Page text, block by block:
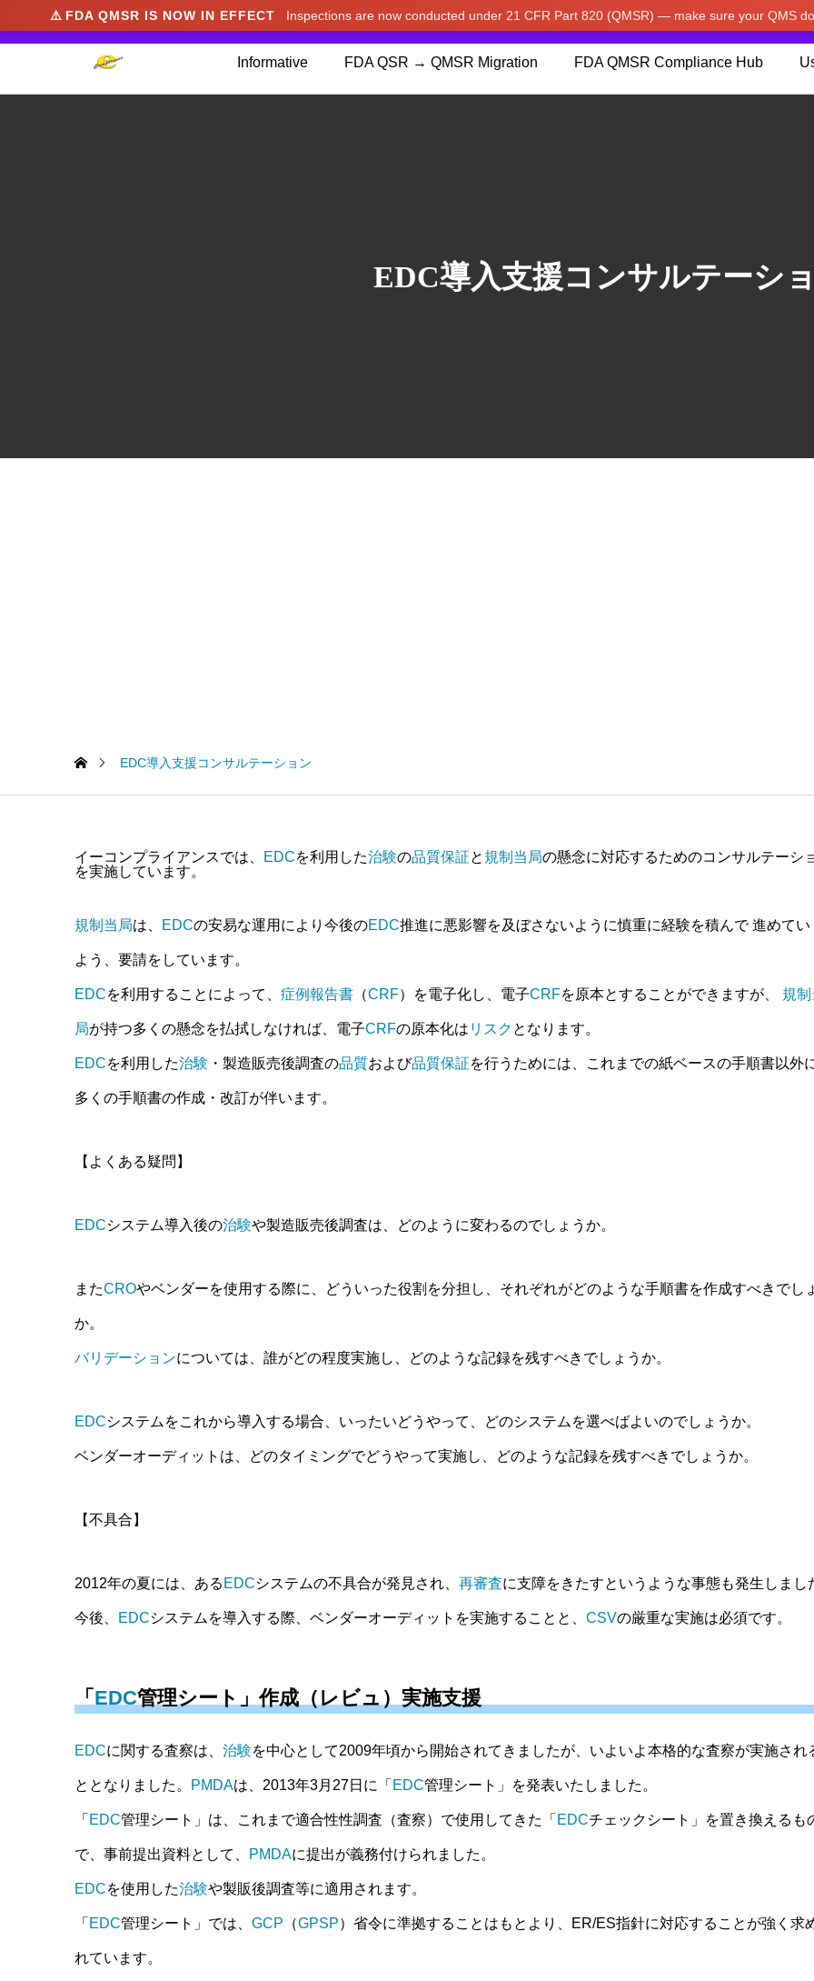
⚠️ FDA QMSR IS NOW IN EFFECT Inspections are now conducted under 21 CFR Part 820 (QMSR) — make sure your QMS
Informative FDA QSR → QMSR Migration FDA QMSR Compliance Hub
EDC導入支援コンサルテーシ
EDC導入支援コンサルテーション
イーコンプライアンスでは、 EDCを利用した治験の品質保証と 規制当局の懸念に対応するためのコンサルテーシ
を実施しています。
規制当局は、 EDCの安易な運用により今後のEDC推進に悪影響を及ぼさないように慎重に経験を積んで 進めてい
よう、要請をしています。
EDCを利用することによって、 症例報告書 （CRF）を電子化し、電子CRFを原本とすることができますが、 規制
局が持つ多くの懸念を払拭しなければ、電子CRFの原本化は リスク となります。
EDCを利用した治験 ・製造販売後調査の品質および品質保証を行うためには、これまでの紙ベースの手順書以外に
多くの手順書の作成・改訂が伴います。
【よくある疑問】
EDCシステム導入後の治験や製造販売後調査は、どのように変わるのでしょうか。
またCROやベンダーを使用する際に、どういった役割を分担し、それぞれがどのような手順書を作成すべきでし
か。
バリデーションについては、誰がどの程度実施し、どのような記録を残すべきでしょうか。
EDCシステムをこれから導入する場合、いったいどうやって、どのシステムを選べばよいのでしょうか。
ベンダーオーディットは、どのタイミングでどうやって実施し、どのような記録を残すべきでしょうか。
【不具合】
2012年の夏には、ある EDCシステムの不具合が発見され、 再審査に支障をきたすというような事態も発生しまし
今後、 EDCシステムを導入する際、ベンダーオーディットを実施することと、 CSVの厳重な実施は必須です。
「 EDC管理シート」作成（レビュ）実施支援
EDCに関する査察は、 治験を中心として2009年頃から開始されてきましたが、いよいよ本格的な査察が実施され
ととなりました。 PMDAは、2013年3月27日に「 EDC管理シート」を発表いたしました。
「 EDC管理シート」は、これまで適合性性調査（査察）で使用してきた「 EDCチェックシート」を置き換えるも
で、事前提出資料として、 PMDAに提出が義務付けられました。
EDCを使用した治験や製販後調査等に適用されます。
「 EDC管理シート」では、 GCP （GPSP）省令に準拠することはもとより、ER/ES指針に対応することが強く求
れています。
We noticed you're visiting from Japan. We've updated our prices to Japanese yen for your shopping